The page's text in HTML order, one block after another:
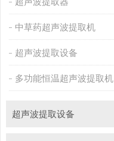
中草药超声波提取机
超声波提取设备
多功能恒温超声波提取机
超声波提取设备